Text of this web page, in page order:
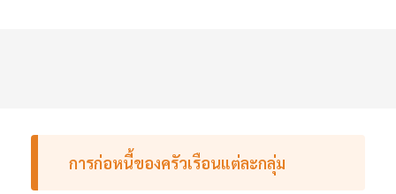
การก่อหนี้ของครัวเรือนแต่ละกลุ่ม